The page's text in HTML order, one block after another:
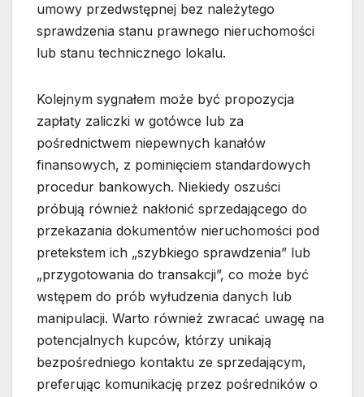
umowy przedwstępnej bez należytego
sprawdzenia stanu prawnego nieruchomości
lub stanu technicznego lokalu.
Kolejnym sygnałem może być propozycja
zapłaty zaliczki w gotówce lub za
pośrednictwem niepewnych kanałów
finansowych, z pominięciem standardowych
procedur bankowych. Niekiedy oszuści
próbują również nakłonić sprzedającego do
przekazania dokumentów nieruchomości pod
pretekstem ich „szybkiego sprawdzenia” lub
„przygotowania do transakcji”, co może być
wstępem do prób wyłudzenia danych lub
manipulacji. Warto również zwracać uwagę na
potencjalnych kupców, którzy unikają
bezpośredniego kontaktu ze sprzedającym,
preferując komunikację przez pośredników o